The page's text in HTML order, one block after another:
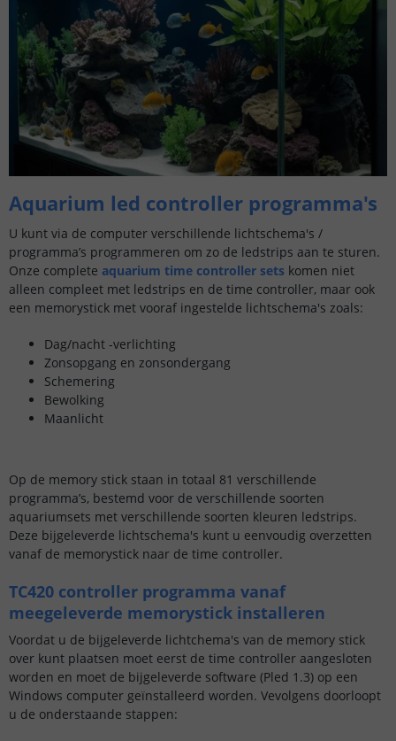
Aquarium led controller programma's
U kunt via de computer verschillende lichtschema's /
programma’s programmeren om zo de ledstrips aan te sturen.
Onze complete aquarium time controller sets komen niet
alleen compleet met ledstrips en de time controller, maar ook
een memorystick met vooraf ingestelde lichtschema's zoals:
Dag/nacht -verlichting
Zonsopgang en zonsondergang
Schemering
Bewolking
Maanlicht
Op de memory stick staan in totaal 81 verschillende
programma’s, bestemd voor de verschillende soorten
aquariumsets met verschillende soorten kleuren ledstrips.
Deze bijgeleverde lichtschema's kunt u eenvoudig overzetten
vanaf de memorystick naar de time controller.
TC420 controller programma vanaf
meegeleverde memorystick installeren
Voordat u de bijgeleverde lichtchema's van de memory stick
over kunt plaatsen moet eerst de time controller aangesloten
worden en moet de bijgeleverde software (Pled 1.3) op een
Windows computer geïnstalleerd worden. Vevolgens doorloopt
u de onderstaande stappen: